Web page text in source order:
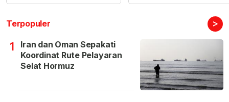
Terpopuler >
1
Iran dan Oman Sepakati
Koordinat Rute Pelayaran
Selat Hormuz